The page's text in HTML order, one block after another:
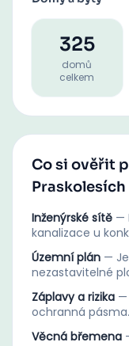
325
domů
celkem
Co si ověřit
Praskolesích
Inženýrské sítě —
kanalizace u
Územní plán —
nezastavitelné
Záplavy a rizika —
ochranná pásma.
Věcná břemena